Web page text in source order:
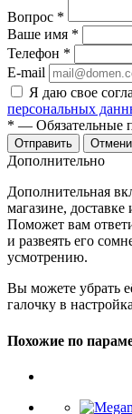
Вопрос *
Ваше имя *
Телефон *
E-mail
Я даю свое
персональных
* — Обязательные
Дополнительно
Дополнительная
магазине,
Поможет вам
и развеять его
усмотрению.
Вы можете убрать
галочку в
Похожие по